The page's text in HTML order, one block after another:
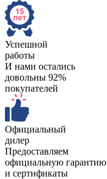
Успешной
работы
И нами остались
довольны 92%
покупателей
Официальный
дилер
Предоставляем
официальную гарантию
и сертификаты